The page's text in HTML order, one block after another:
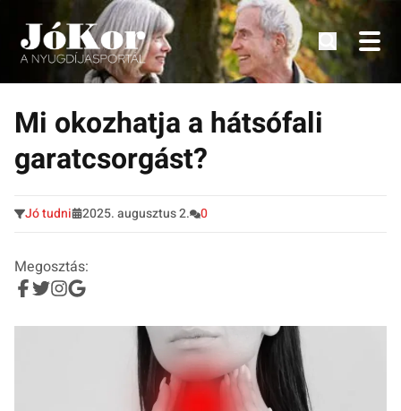
Tovább
tartalomra
Tudnivalók, érdekességek idősek számára.
Mi okozhatja a hátsófali
garatcsorgást?
Jó tudni 2025. augusztus 2. 0
Megosztás: